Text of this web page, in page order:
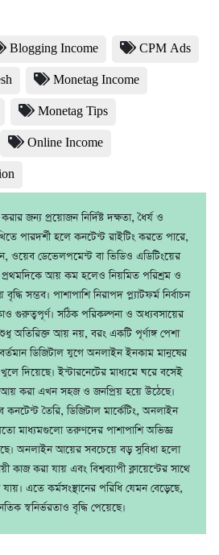
Blogging Income CPM Ads
Monetag Income
Monetag Tips
Online Income
জন্য প্রয়োজন নির্দিষ্ট দক্ষতা, ধৈর্য ও
পারদর্শী হলে কনটেন্ট রাইটিং করতে পারে,
ওয়েব ডেভেলপমেন্ট বা ভিডিও এডিটিংয়ের
আয় কম হলেও নিয়মিত পরিশ্রম ও
সম্ভব। পাশাপাশি নিরাপদ প্ল্যাটফর্ম নির্বাচন
গুরুত্বপূর্ণ। সঠিক পরিকল্পনা ও অধ্যবসায়ের
অতিরিক্ত আয় নয়, বরং একটি পূর্ণাঙ্গ পেশা
ডিজিটাল যুগে অনলাইন ইনকাম মানুষের
দিয়েছে। ইন্টারনেটের মাধ্যমে ঘরে বসেই
আয় করা এখন সহজ ও জনপ্রিয় হয়ে উঠেছে।
কনটেন্ট তৈরি, ডিজিটাল মার্কেটিং, অনলাইন
মাধ্যমগুলো তরুণদের পাশাপাশি অভিজ্ঞ
অনলাইন আয়ের সবচেয়ে বড় সুবিধা হলো
কাজ করা যায় এবং বিশ্বব্যাপী ক্লায়েন্টের সাথে
এতে কর্মসংস্থানের পরিধি যেমন বেড়েছে,
স্বনির্ভরতাও বৃদ্ধি পেয়েছে।